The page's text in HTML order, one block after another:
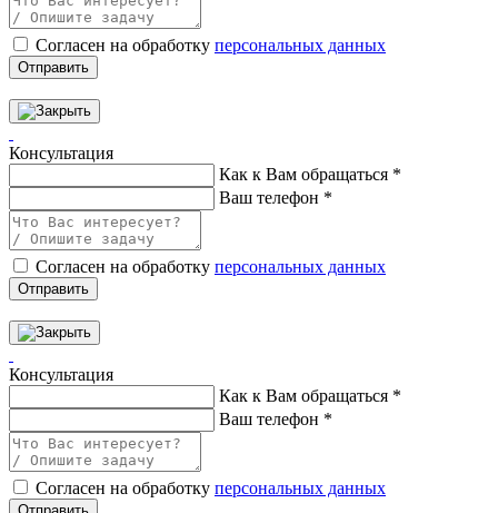
Согласен на обработку персональных данных
Отправить
Консультация
Как к Вам обращаться *
Ваш телефон *
Согласен на обработку персональных данных
Отправить
Консультация
Как к Вам обращаться *
Ваш телефон *
Согласен на обработку персональных данных
Отправить